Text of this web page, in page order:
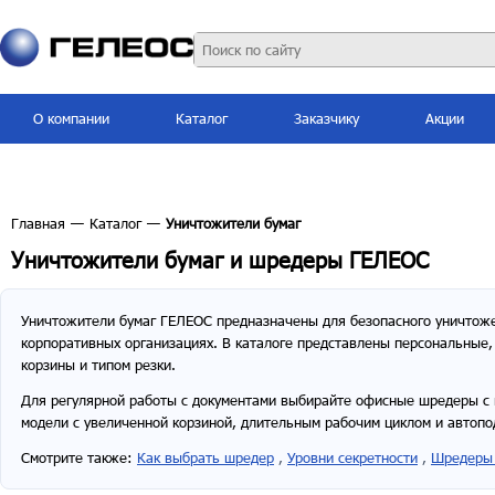
О компании Каталог Заказчику Акции
Главная — Каталог — Уничтожители бумаг
Уничтожители бумаг и шредеры ГЕЛЕОС
Уничтожители бумаг ГЕЛЕОС предназначены для безопасного
корпоративных организациях. В каталоге представлены
корзины и типом резки.
Для регулярной работы с документами выбирайте офисные шредеры
модели с увеличенной корзиной, длительным рабочим циклом и
Смотрите также: Как выбрать шредер , Уровни секретности , Шредеры